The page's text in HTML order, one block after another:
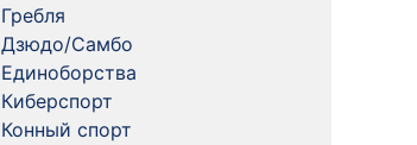
Гребля
Дзюдо/Самбо
Единоборства
Киберспорт
Конный спорт